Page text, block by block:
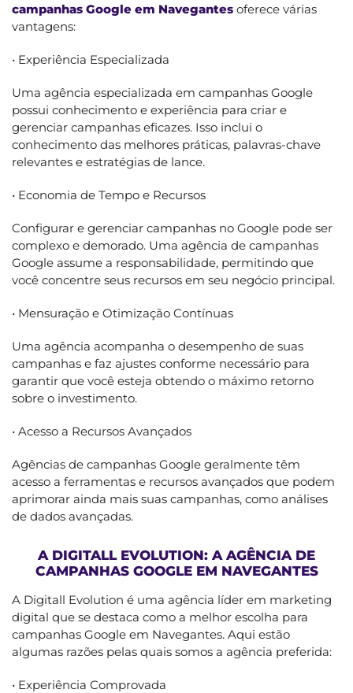
campanhas Google em Navegantes oferece várias
vantagens:
• Experiência Especializada
Uma agência especializada em campanhas Google
possui conhecimento e experiência para criar e
gerenciar campanhas eficazes. Isso inclui o
conhecimento das melhores práticas, palavras-chave
relevantes e estratégias de lance.
• Economia de Tempo e Recursos
Configurar e gerenciar campanhas no Google pode ser
complexo e demorado. Uma agência de campanhas
Google assume a responsabilidade, permitindo que
você concentre seus recursos em seu negócio principal.
• Mensuração e Otimização Contínuas
Uma agência acompanha o desempenho de suas
campanhas e faz ajustes conforme necessário para
garantir que você esteja obtendo o máximo retorno
sobre o investimento.
• Acesso a Recursos Avançados
Agências de campanhas Google geralmente têm
acesso a ferramentas e recursos avançados que podem
aprimorar ainda mais suas campanhas, como análises
de dados avançadas.
A DIGITALL EVOLUTION: A AGÊNCIA DE
CAMPANHAS GOOGLE EM NAVEGANTES
A Digitall Evolution é uma agência líder em marketing
digital que se destaca como a melhor escolha para
campanhas Google em Navegantes. Aqui estão
algumas razões pelas quais somos a agência preferida:
• Experiência Comprovada